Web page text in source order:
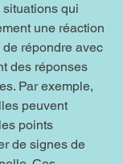
qui
une réaction
répondre avec
des réponses
Par exemple,
peuvent
points
de signes de